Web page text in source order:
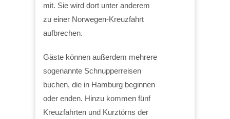
mit. Sie wird dort unter anderem
zu einer Norwegen-Kreuzfahrt
aufbrechen.
Gäste können außerdem mehrere
sogenannte Schnupperreisen
buchen, die in Hamburg beginnen
oder enden. Hinzu kommen fünf
Kreuzfahrten und Kurztörns der